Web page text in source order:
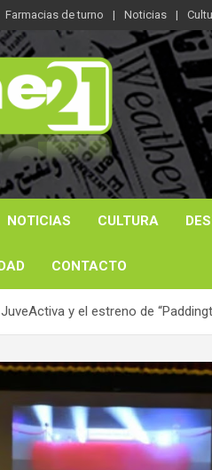
Farmacias de turno Noticias
NOTICIAS CULTURA
CONTACTO
y el estreno de